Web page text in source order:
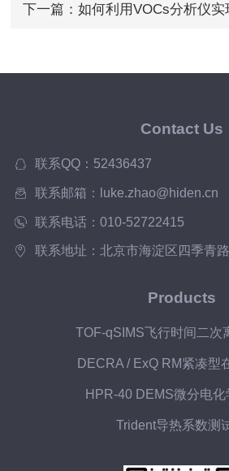
下一篇： 如何利用VOCs分析仪实现达
Contact Us
联系QQ：52436437
联系邮箱：luke.zhao@hiden.cn
联系电话：010-52722415
联系地址：北京市海淀区四季青
Products
TOF-qSIMS飞行时间二次
DECRA / ExQ RM紧凑型
HPR-40 DEMS微分电化
Trident导热系数测